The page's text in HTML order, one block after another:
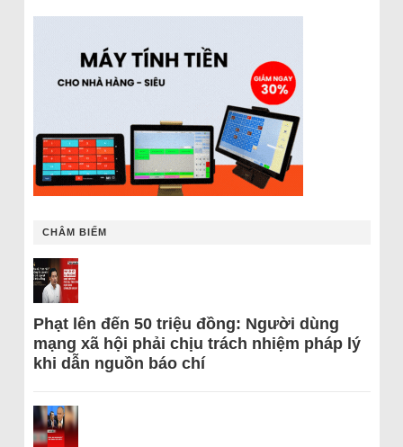
CHÂM BIẾM
Phạt lên đến 50 triệu đồng: Người dùng
mạng xã hội phải chịu trách nhiệm pháp lý
khi dẫn nguồn báo chí